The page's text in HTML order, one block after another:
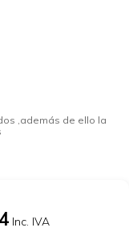
,además de ello la
Inc. IVA